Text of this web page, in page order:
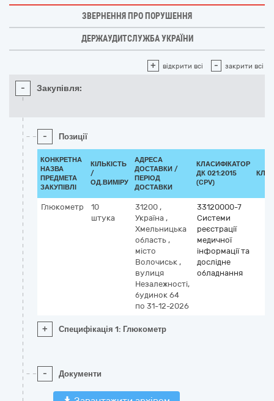
ЗВЕРНЕННЯ ПРО ПОРУШЕННЯ
ДЕРЖАУДИТСЛУЖБА УКРАЇНИ
+ відкрити всі - закрити всі
- Закупівля:
- Позиції
КОНКРЕТНА
НАЗВА
ПРЕДМЕТА
ЗАКУПІВЛІ
КІЛЬКІСТЬ
/
ОД.ВИМІРУ
АДРЕСА
ДОСТАВКИ /
ПЕРІОД
ДОСТАВКИ
КЛАСИФІКАТОР
ДК 021:2015
(CPV)
Глюкометр
10
штука
31200 ,
Україна ,
Хмельницька
область ,
місто
Волочиськ ,
вулиця
Незалежності,
будинок 64
по 31-12-2026
33120000-7
Системи
реєстрації
медичної
інформації та
дослідне
обладнання
+ Специфікація 1: Глюкометр
- Документи